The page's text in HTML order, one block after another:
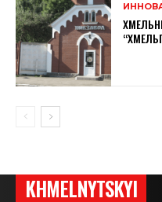
KHMELNYTSKYI